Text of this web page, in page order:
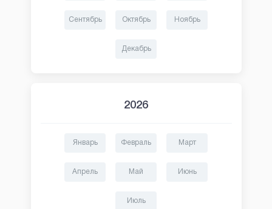
Сентябрь Октябрь Ноябрь
Декабрь
2026
Январь Февраль Март
Апрель Май Июнь
Июль